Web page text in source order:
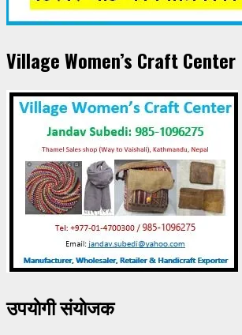
Village Women’s Craft Center
उपयाेगी संयाेजक